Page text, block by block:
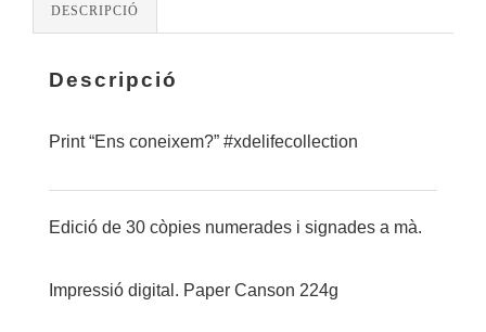
DESCRIPCIÓ
Descripció
Print “Ens coneixem?” #xdelifecollection
Edició de 30 còpies numerades i signades a mà.
Impressió digital. Paper Canson 224g